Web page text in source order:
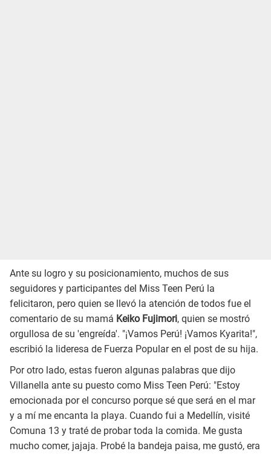
Ante su logro y su posicionamiento, muchos de sus
seguidores y participantes del Miss Teen Perú la
felicitaron, pero quien se llevó la atención de todos fue el
comentario de su mamá Keiko Fujimori, quien se mostró
orgullosa de su 'engreída'. "¡Vamos Perú! ¡Vamos Kyarita!",
escribió la lideresa de Fuerza Popular en el post de su hija.
Por otro lado, estas fueron algunas palabras que dijo
Villanella ante su puesto como Miss Teen Perú: "Estoy
emocionada por el concurso porque sé que será en el mar
y a mí me encanta la playa. Cuando fui a Medellín, visité
Comuna 13 y traté de probar toda la comida. Me gusta
mucho comer, jajaja. Probé la bandeja paisa, me gustó, era